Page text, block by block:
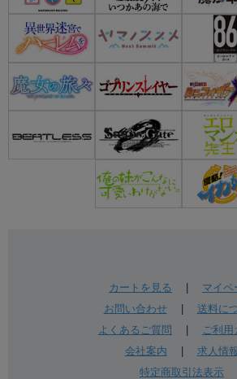
カートを見る
マイペ
お問い合わせ| 送料に
よくあるご質問
ご利用
会社案内
求人情
特定商取引法表示